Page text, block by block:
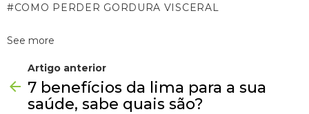
COMO PERDER GORDURA VISCERAL
See more
Artigo anterior
7 benefícios da lima para a sua
saúde, sabe quais são?